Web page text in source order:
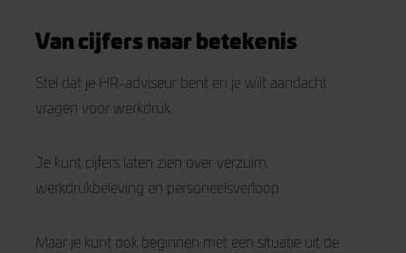
Van cijfers naar betekenis
Stel dat je HR-adviseur bent en je wilt aandacht
vragen voor werkdruk.
Je kunt cijfers laten zien over verzuim,
werkdrukbeleving en personeelsverloop.
Maar je kunt ook beginnen met een situatie uit de